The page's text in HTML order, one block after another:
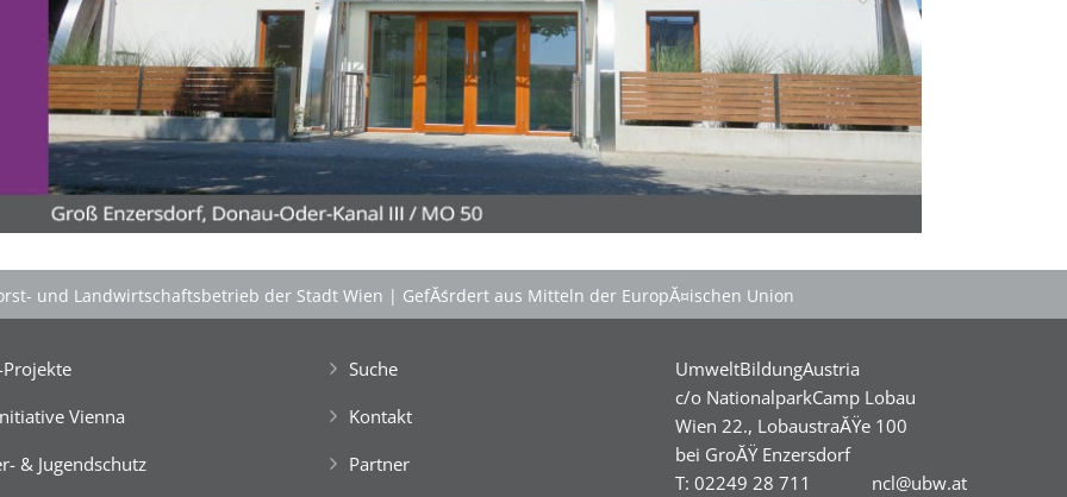
'Schlafnester CampLodges'
Kids nĂ¤chtigen auf der 'Augenweide'!
Gemeinsam mit Freund*innen im kuscheligen
'Schlafnest'nĂ¤chtigen, NaturhĂźtten im Wald
gestalten, kreativ ein FloĂŸ bauen, im NaturgewĂ¤sser
baden, klettern, tĂźmpeln, mikroskopieren â€Ś dem
Knistern am Lagerfeuer lauschen, abends die Au
erkunden und viele weitere Abenteuer erleben!
PĂ¤dagog*innen wissen zu begeistern. Sie sorgen rund
um die Uhr um das Wohl der Kinder, fĂźr Bewegung
und Freude im Camp-Alltag, â€Ś ebenso fĂźr die
'CateringInsel' frisch zubereiteten, kĂśstlichen Bio-
> 'Schlafnester CampLodges'
und Landwirtschaftsbetrieb der Stadt Wien | GefĂśrdert aus Mitteln der EuropĂ¤ischen Union
Projekte
Vienna
& Jugendschutz
Suche
Kontakt
Partner
UmweltBildungAustria
c/o NationalparkCamp Lobau
Wien 22., LobaustraĂŸe 100
bei GroĂŸ Enzersdorf
T: 02249 28 711
ncl@ubw.at